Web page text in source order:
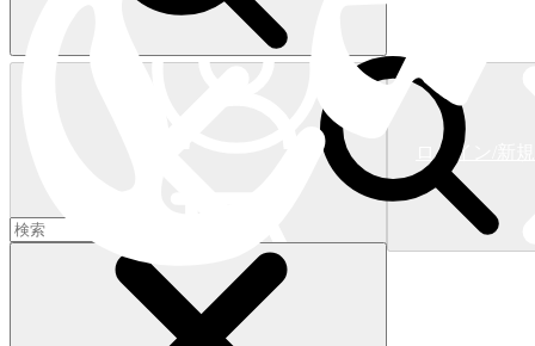
キャロウェイアパレルはこちら>>>
ログイン/新